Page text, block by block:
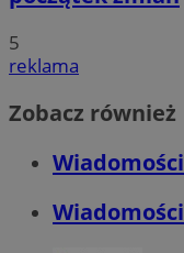
5
reklama
Zobacz również